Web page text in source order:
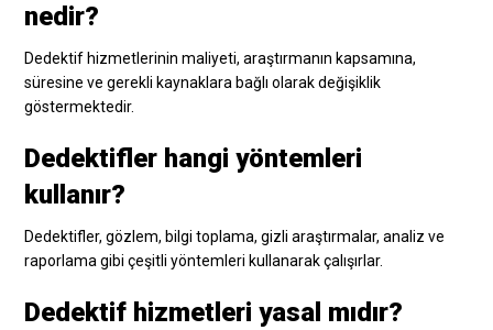
nedir?
Dedektif hizmetlerinin maliyeti, araştırmanın kapsamına,
süresine ve gerekli kaynaklara bağlı olarak değişiklik
göstermektedir.
Dedektifler hangi yöntemleri
kullanır?
Dedektifler, gözlem, bilgi toplama, gizli araştırmalar, analiz ve
raporlama gibi çeşitli yöntemleri kullanarak çalışırlar.
Dedektif hizmetleri yasal mıdır?